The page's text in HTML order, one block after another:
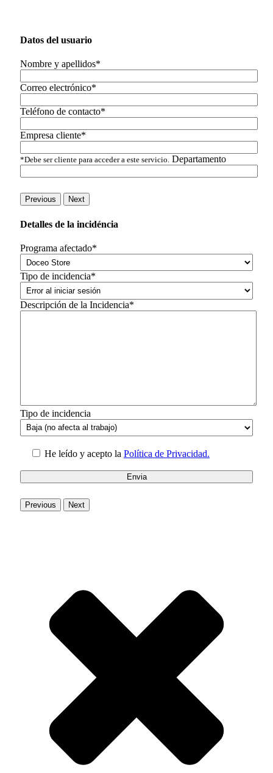
Datos del usuario
Nombre y apellidos*
Correo electrónico*
Teléfono de contacto*
Empresa cliente*
*Debe ser cliente para acceder a este servicio. Departamento
Previous Next
Detalles de la incidéncia
Programa afectado*
Tipo de incidencia*
Descripción de la Incidencia*
Tipo de incidencia
He leído y acepto la Política de Privacidad.
Previous Next